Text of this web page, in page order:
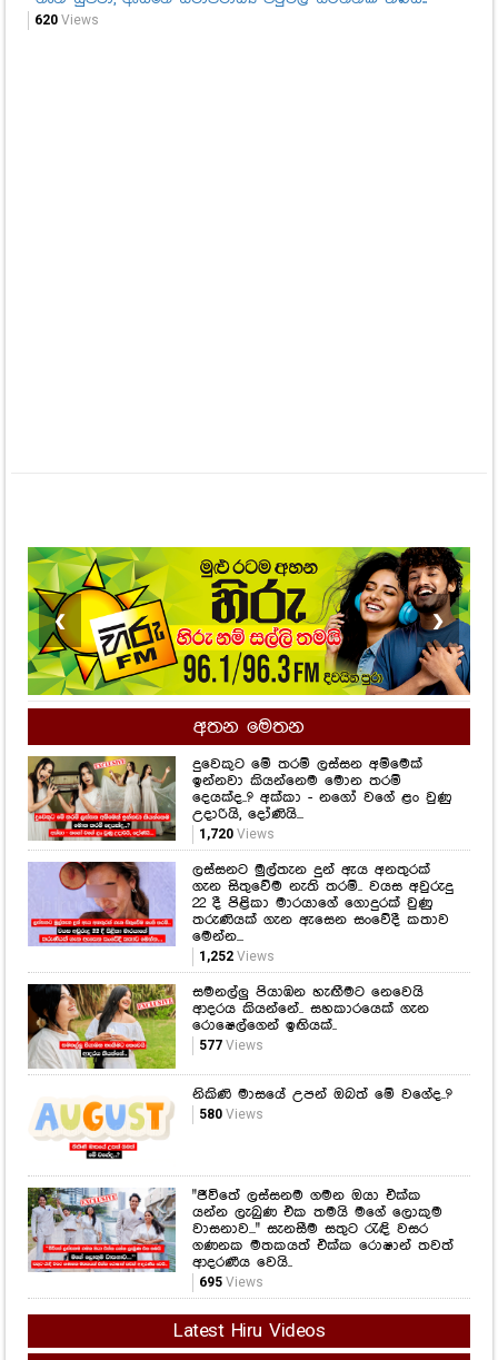
620 Views
❮ ❯
අතන මෙතන
දුවෙකුට මේ තරම් ලස්සන අම්මෙක්
ඉන්නවා කියන්නෙම මොන තරම්
දෙයක්ද..? අක්කා - නගෝ වගේ ළං වුණු
උදාරියි, දෝණියි...
1,720Views
ලස්සනට මුල්තැන දුන් ඇය අනතුරක්
ගැන සිතුවේම නැති තරම්.. වයස අවුරුදු
22 දී පිළිකා මාරයාගේ ගොදුරක් වුණු
තරුණියක් ගැන ඇසෙන සංවේදී කතාව
මෙන්න...
1,252Views
සමනල්ලු පියාඹන හැඟීමට නෙවෙයි
ආදරය කියන්නේ.. සහකාරයෙක් ගැන
රොෂෙල්ගෙන් ඉඟියක්..
577Views
නිකිණි මාසයේ උපන් ඔබත් මේ වගේද..?
580Views
"ජීවිතේ ලස්සනම ගමන ඔයා එක්ක
යන්න ලැබුණ එක තමයි මගේ ලොකුම
වාසනාව..." සැනසීම සතුට රැඳි වසර
ගණනක මතකයත් එක්ක රොෂාන් තවත්
ආදරණීය වෙයි..
695Views
Latest Hiru Videos